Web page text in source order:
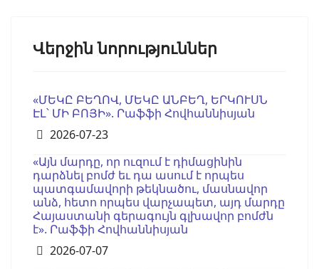
Վերջին նորություններ
«ՄԵԿԸ ԲԵՂՈՎ, ՄԵԿԸ ԱՆԲԵՂ, ԵՐԿՈՒՍՆ
ԷԼ՝ ՄԻ ԲՈՅԻ». Րաֆֆի Հովհաննիսյան
Details
2026-07-23
«Այն մարդը, որ ուզում է դիմացինին
դարձնել բոմժ եւ դա ասում է որպես
պատգամավորի թեկնածու, մասնավոր
անձ, հետո որպես վարչապետ, այդ մարդը
Հայաստանի գերագույն գլխավոր բոմժն
է». Րաֆֆի Հովհաննիսյան
Details
2026-07-07